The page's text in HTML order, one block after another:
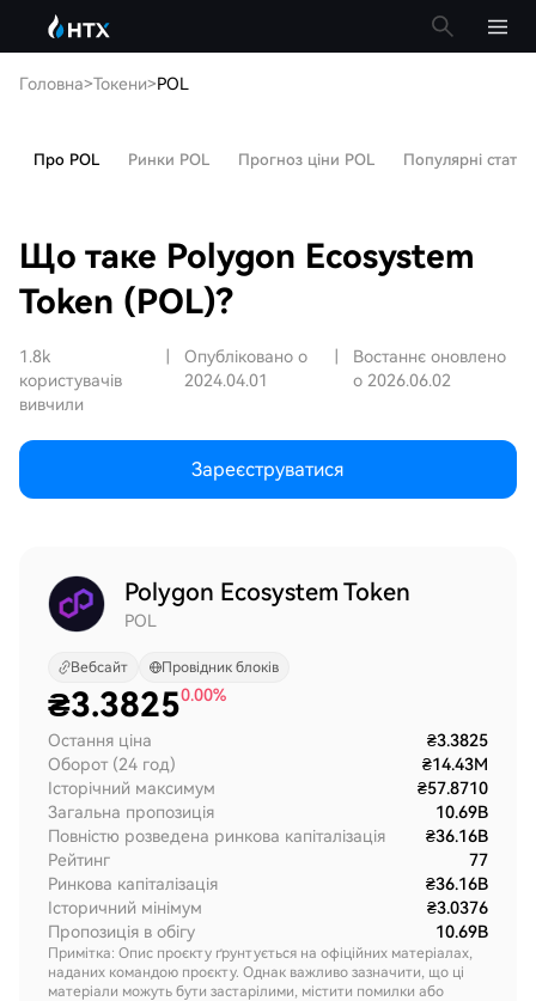
Головна>Токени>POL
Про POL Ринки POL Прогноз ціни POL Популярні статті
Що таке Polygon Ecosystem
Token (POL)?
1.8k
користувачів
вивчили
Опубліковано о
2024.04.01
Востаннє оновлено
о 2026.06.02
Зареєструватися
Polygon Ecosystem Token
POL
Вебсайт Провідник блоків
₴3.38250.00%
Остання ціна
₴3.3825
Оборот (24 год)
₴14.43M
Історічний максимум
₴57.8710
Загальна пропозиція
10.69B
Повністю розведена ринкова капіталізація
₴36.16B
Рейтинг
77
Ринкова капіталізація
₴36.16B
Історичний мінімум
₴3.0376
Пропозиція в обігу
10.69B
Примітка: Опис проєкту ґрунтується на офіційних матеріалах,
наданих командою проєкту. Однак важливо зазначити, що ці
матеріали можуть бути застарілими, містити помилки або